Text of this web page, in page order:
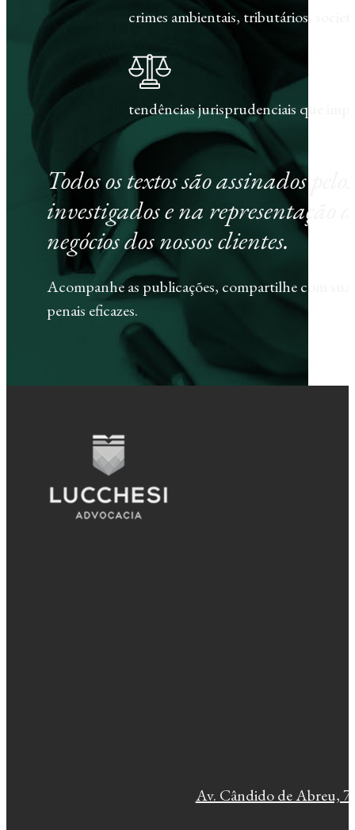
crimes ambientais, tributários,
tendências jurisprudenciais que
Todos os textos são assinados
investigados e na representação
negócios dos nossos clientes.
Acompanhe as publicações, compartilhe com
penais eficazes.
Av. Cândido de Abreu,